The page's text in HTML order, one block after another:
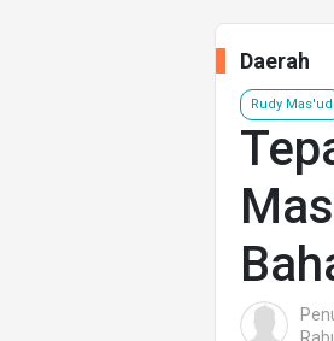
Daerah
Rudy Mas'ud